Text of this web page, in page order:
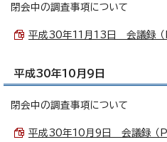
閉会中の調査事項について
平成30年11月13日 会議録
平成30年10月9日
閉会中の調査事項について
平成30年10月9日 会議録 （